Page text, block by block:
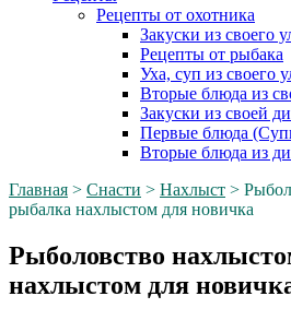
Рецепты от охотника
Закуски из своего
Рецепты от рыбака
Уха, суп из своего
Вторые блюда из
Закуски из своей
Первые блюда
Вторые блюда из
Главная > Снасти > Нахлыст >
рыбалка нахлыстом для новичка
Рыболовство
нахлыстом для